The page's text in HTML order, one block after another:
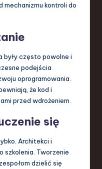
mechanizmu kontroli do
były często powolne i
podejścia
oprogramowania.
że kod i
przed wdrożeniem.
się
Architekci i
szkolenia. Tworzenie
dzielić się